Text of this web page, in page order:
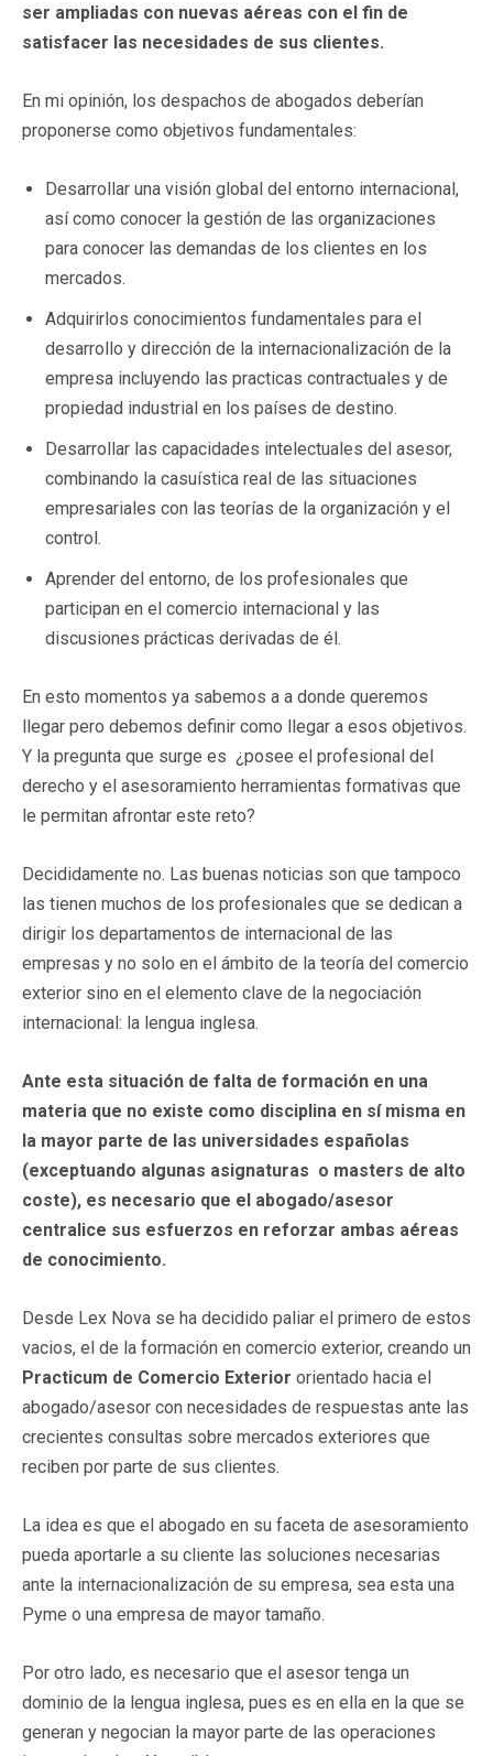
ser ampliadas con nuevas aéreas con el fin de
satisfacer las necesidades de sus clientes.
En mi opinión, los despachos de abogados deberían
proponerse como objetivos fundamentales:
Desarrollar una visión global del entorno internacional,
así como conocer la gestión de las organizaciones
para conocer las demandas de los clientes en los
mercados.
Adquirirlos conocimientos fundamentales para el
desarrollo y dirección de la internacionalización de la
empresa incluyendo las practicas contractuales y de
propiedad industrial en los países de destino.
Desarrollar las capacidades intelectuales del asesor,
combinando la casuística real de las situaciones
empresariales con las teorías de la organización y el
control.
Aprender del entorno, de los profesionales que
participan en el comercio internacional y las
discusiones prácticas derivadas de él.
En esto momentos ya sabemos a a donde queremos
llegar pero debemos definir como llegar a esos objetivos.
Y la pregunta que surge es ¿posee el profesional del
derecho y el asesoramiento herramientas formativas que
le permitan afrontar este reto?
Decididamente no. Las buenas noticias son que tampoco
las tienen muchos de los profesionales que se dedican a
dirigir los departamentos de internacional de las
empresas y no solo en el ámbito de la teoría del comercio
exterior sino en el elemento clave de la negociación
internacional: la lengua inglesa.
Ante esta situación de falta de formación en una
materia que no existe como disciplina en sí misma en
la mayor parte de las universidades españolas
(exceptuando algunas asignaturas o masters de alto
coste), es necesario que el abogado/asesor
centralice sus esfuerzos en reforzar ambas aéreas
de conocimiento.
Desde Lex Nova se ha decidido paliar el primero de estos
vacios, el de la formación en comercio exterior, creando un
Practicum de Comercio Exterior orientado hacia el
abogado/asesor con necesidades de respuestas ante las
crecientes consultas sobre mercados exteriores que
reciben por parte de sus clientes.
La idea es que el abogado en su faceta de asesoramiento
pueda aportarle a su cliente las soluciones necesarias
ante la internacionalización de su empresa, sea esta una
Pyme o una empresa de mayor tamaño.
Por otro lado, es necesario que el asesor tenga un
dominio de la lengua inglesa, pues es en ella en la que se
generan y negocian la mayor parte de las operaciones